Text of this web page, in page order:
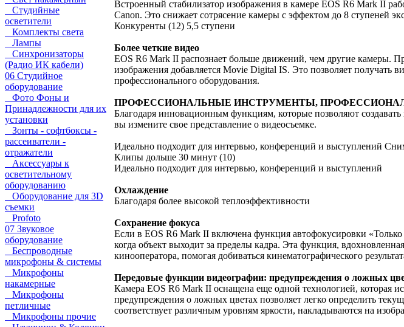
Студийные
осветители
Комплекты света
Лампы
Синхронизаторы
(Радио ИК кабели)
06 Студийное
оборудование
Фото Фоны и
Принадлежности для их
установки
Зонты - софтбоксы -
рассеиватели -
отражатели
Аксессуары к
осветительному
оборудованию
Оборудование для 3D
съемки
Profoto
07 Звуковое
оборудование
Беспроводные
микрофоны & системы
Микрофоны
накамерные
Микрофоны
петличные
Микрофоны прочие
Встроенный стабилизатор изображения в камере EOS R6 Mark II
Canon. Это снижает сотрясение камеры с эффектом до 8 ступеней
Конкуренты (12) 5,5 ступени
Более четкие видео
EOS R6 Mark II распознает больше движений, чем другие камеры.
изображения добавляется Movie Digital IS. Это позволяет получать
профессионального оборудования.
ПРОФЕССИОНАЛЬНЫЕ ИНСТРУМЕНТЫ,
Благодаря инновационным функциям, которые позволяют
вы измените свое представление о видеосъемке.
Идеально подходит для интервью, конференций и выступлений
Клипы дольше 30 минут (10)
Идеально подходит для интервью, конференций и выступлений
Охлаждение
Благодаря более высокой теплоэффективности
Сохранение фокуса
Если в EOS R6 Mark II включена функция автофокусировки
когда объект выходит за пределы кадра. Эта функция,
кинооператора, помогая добиваться кинематографического
Передовые функции видеографии: предупреждения о ложных
Камера EOS R6 Mark II оснащена еще одной технологией, которая
предупреждения о ложных цветах позволяет легко определить
соответствует различным уровням яркости, накладываются на